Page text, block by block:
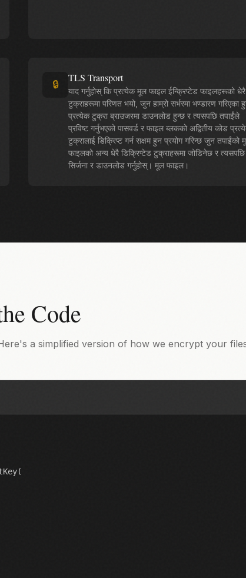
🔒
TLS Transport
याद गर्नुहोस् कि प्रत्येक मूल फाइल ईन्क्रिप्टेड फाइलहरूको धेरै
टुक्राहरूमा परिणत भयो, जुन हाम्रो सर्भरमा भण्डारण गरिएका
प्रत्येक टुक्रा ब्राउजरमा डाउनलोड हुन्छ र त्यसपछि तपाईंले
प्रविष्ट गर्नुभएको पासवर्ड र फाइल ब्लकको अद्वितीय कोड
टुक्रालाई डिक्रिप्ट गर्न सक्षम हुन प्रयोग गरिन्छ जुन तपाईंको
फाइलको अन्य धेरै डिक्रिप्टेड टुक्राहरूमा जोडिनेछ र त्यसपछि
सिर्जना र डाउनलोड गर्नुहोस्। मूल फाइल।
Code
a simplified version of how we encrypt your